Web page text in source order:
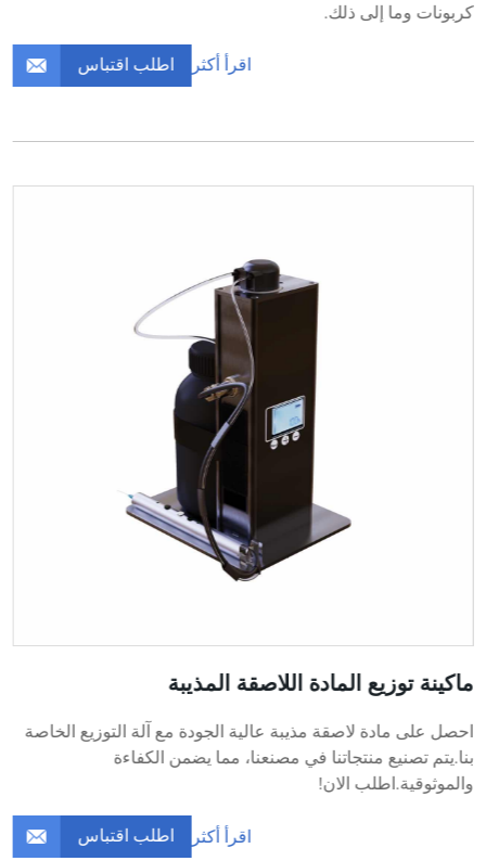
كربونات وما إلى ذلك.
اقرأ أكثر اطلب اقتباس
ماكينة توزيع المادة اللاصقة المذيبة
احصل على مادة لاصقة مذيبة عالية الجودة مع آلة التوزيع الخاصة
بنا.يتم تصنيع منتجاتنا في مصنعنا، مما يضمن الكفاءة
والموثوقية.اطلب الان!
اقرأ أكثر اطلب اقتباس